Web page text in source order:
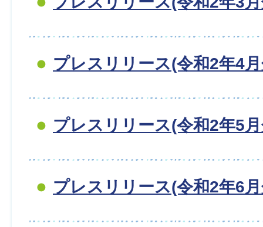
プレスリリース(令和2年4
プレスリリース(令和2年5
プレスリリース(令和2年6